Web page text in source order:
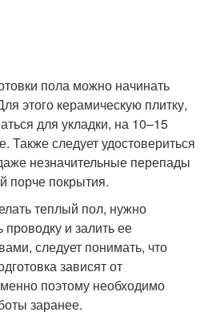
пола можно начинать
этого керамическую плитку,
для укладки, на 10–15
Также следует удостовериться
незначительные перепады
порче покрытия.
теплый пол, нужно
и залить ее
следует понимать, что
зависят от
поэтому необходимо
заранее.